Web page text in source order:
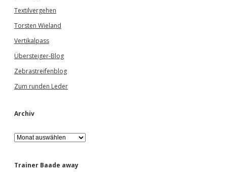
Textilvergehen
Torsten Wieland
Vertikalpass
Übersteiger-Blog
Zebrastreifenblog
Zum runden Leder
Archiv
A
r
h
Trainer Baade away